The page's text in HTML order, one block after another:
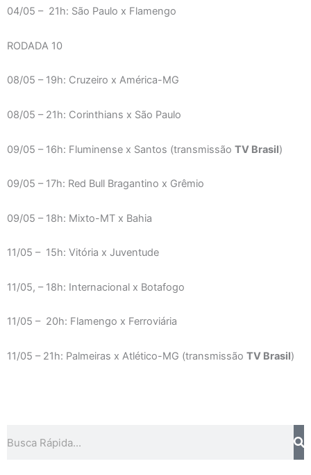
04/05 – 21h: São Paulo x Flamengo
RODADA 10
08/05 – 19h: Cruzeiro x América-MG
08/05 – 21h: Corinthians x São Paulo
09/05 – 16h: Fluminense x Santos (transmissão TV Brasil)
09/05 – 17h: Red Bull Bragantino x Grêmio
09/05 – 18h: Mixto-MT x Bahia
11/05 – 15h: Vitória x Juventude
11/05, – 18h: Internacional x Botafogo
11/05 – 20h: Flamengo x Ferroviária
11/05 – 21h: Palmeiras x Atlético-MG (transmissão TV Brasil)